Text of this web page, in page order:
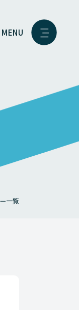
MENU
一覧